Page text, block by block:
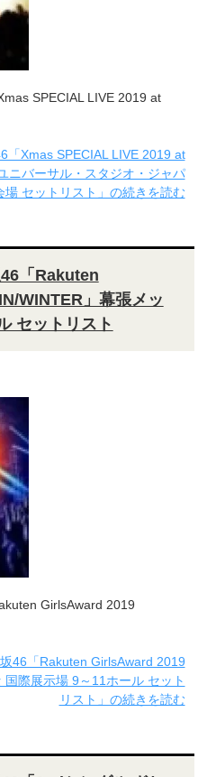
SPECIAL LIVE 2019 at
「Xmas SPECIAL LIVE 2019 at
ニバーサル・スタジオ・ジャパ
場 セットリスト」の続きを読む
「Rakuten
WINTER」幕張メッ
セットリスト
GirlsAward 2019
46「Rakuten GirlsAward 2019
際展示場 9～11ホール セット
リスト」の続きを読む